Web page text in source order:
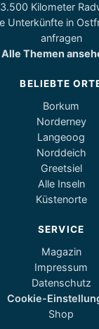
3.500 Kilometer
Unterkünfte in
anfragen
Alle Themen
BELIEBTE
Borkum
Norderney
Langeoog
Norddeich
Greetsiel
Alle Inseln
Küstenorte
SERVICE
Magazin
Impressum
Datenschutz
Cookie-
Shop